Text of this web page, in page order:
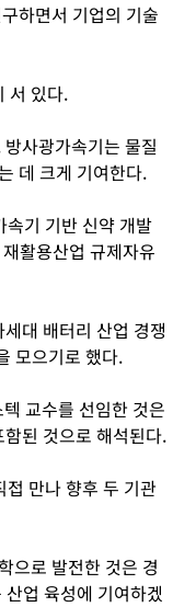
하면서 기업의 기술
서 있다.
사광가속기는 물질
데 크게 기여한다.
속기 기반 신약 개발
활용산업 규제자유
대 배터리 산업 경쟁
모으기로 했다.
교수를 선임한 것은
된 것으로 해석된다.
만나 향후 두 기관
으로 발전한 것은 경
업 육성에 기여하겠